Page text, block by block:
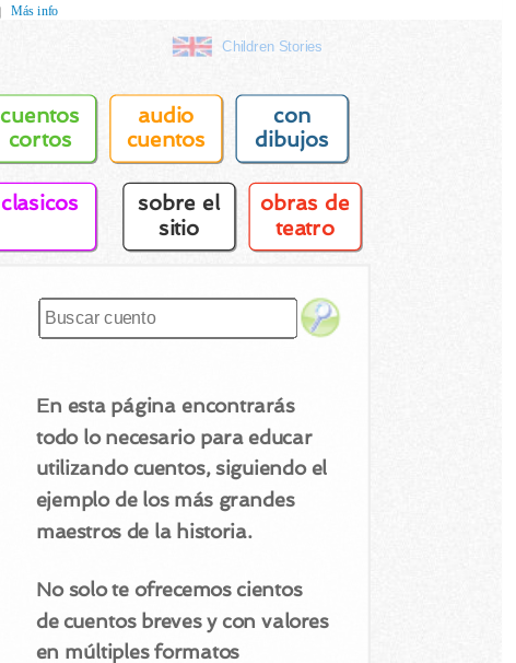
Children Stories
cuentos
cortos
audio
cuentos
con
dibujos
clasicos sobre el
sitio
obras de
teatro
En esta página encontrarás
todo lo necesario para educar
utilizando cuentos, siguiendo el
ejemplo de los más grandes
maestros de la historia.
No solo te ofrecemos cientos
de cuentos breves y con valores
en múltiples formatos
Más info